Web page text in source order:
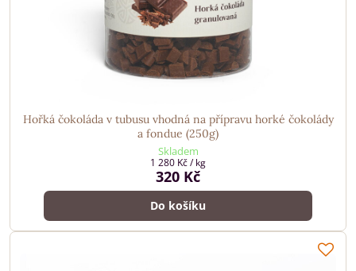
Hořká čokoláda v tubusu vhodná na přípravu horké čokolády
a fondue (250g)
Skladem
320 Kč
1 280 Kč/ kg
Do košíku